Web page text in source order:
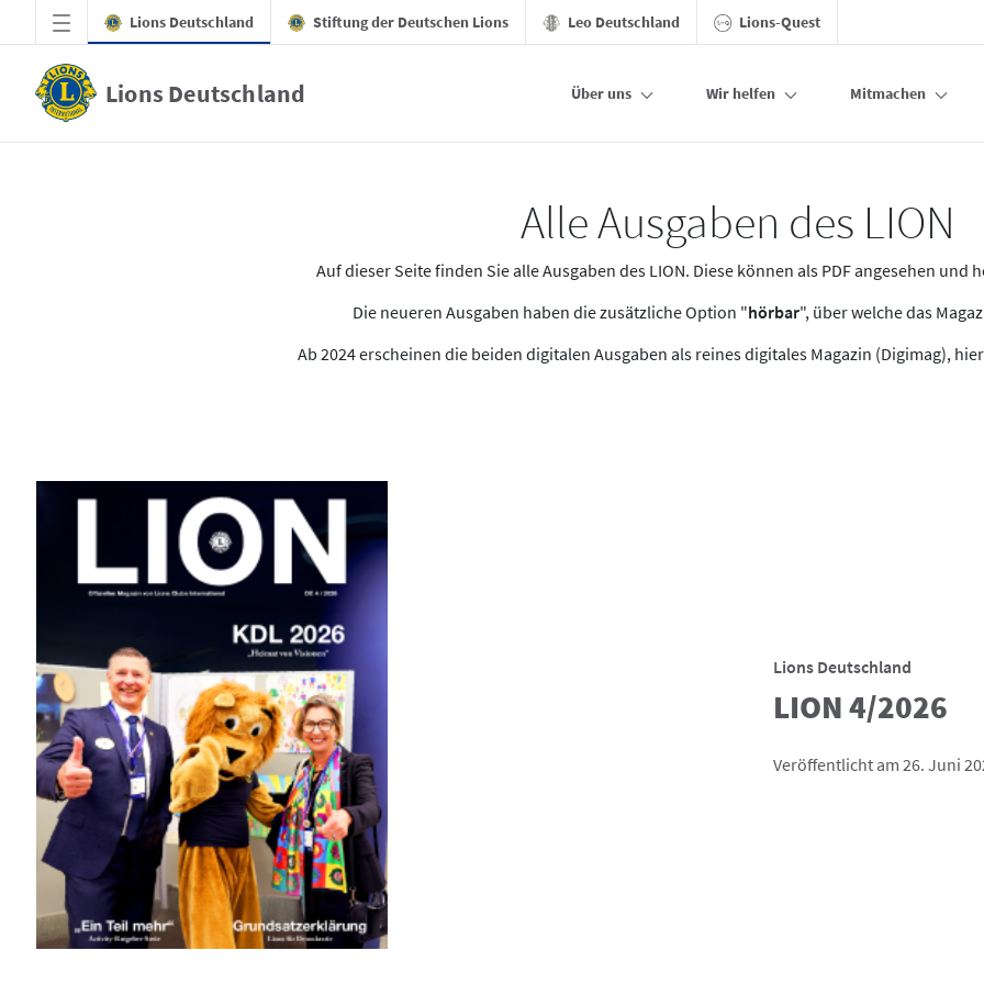
Zum Hauptinhalt springen
Lions Deutschland Stiftung der Deutschen Lions Leo Deutschland Lions-Quest
Lions Deutschland Über uns Wir helfen Mitmachen
Alle Ausgaben des LION
Auf dieser Seite finden Sie alle Ausgaben des LION. Diese können als PDF angesehen und
Die neueren Ausgaben haben die zusätzliche Option "hörbar", über welche das
Ab 2024 erscheinen die beiden digitalen Ausgaben als reines digitales Magazin (Digimag),
Lions Deutschland
LION 4/2026
Veröffentlicht am 26. Juni